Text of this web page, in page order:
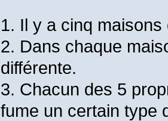
1. Il y a cinq
2. Dans chaque
différente.
3. Chacun des 5
fume un certain type